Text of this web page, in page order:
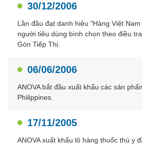
30/12/2006
Lần đầu đạt danh hiệu "Hàng Việt
người tiêu dùng bình chọn theo điều
Gòn Tiếp Thị.
06/06/2006
ANOVA bắt đầu xuất khẩu các sản
Philippines.
17/11/2005
ANOVA xuất khẩu lô hàng thuốc thú y